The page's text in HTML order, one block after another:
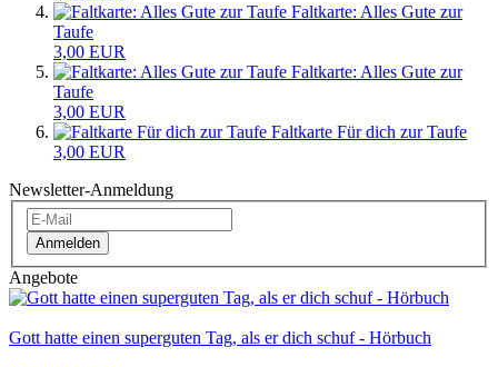
Faltkarte: Alles Gute zur
Taufe
3,00 EUR
Faltkarte: Alles Gute zur
Taufe
3,00 EUR
Faltkarte Für dich zur Taufe
3,00 EUR
Newsletter-Anmeldung
Anmelden
Angebote
Gott hatte einen superguten Tag, als er dich schuf - Hörbuch